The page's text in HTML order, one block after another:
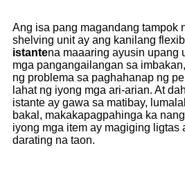
Ang isa pang magandang tampok
shelving unit ay ang kanilang
istantena maaaring ayusin upang
mga pangangailangan sa
ng problema sa paghahanap ng
lahat ng iyong mga ari-arian. At
istante ay gawa sa matibay,
bakal, makakapagpahinga ka
iyong mga item ay magiging ligtas
darating na taon.